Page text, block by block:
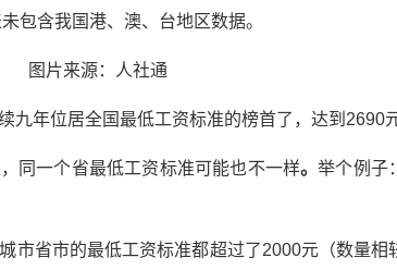
包含我国港、澳、台地区数据。
图片来源：人社通
九年位居全国最低工资标准的榜首了，达到2690
同一个省最低工资标准可能也不一样。举个例子
市省市的最低工资标准都超过了2000元（数量相